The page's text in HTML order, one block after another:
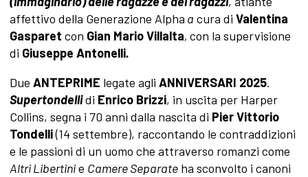
affettivo della Generazione Alpha a cura di Valentina
Gasparet con Gian Mario Villalta, con la supervisione
di Giuseppe Antonelli.
Due ANTEPRIME legate agli ANNIVERSARI 2025.
Supertondellidi Enrico Brizzi, in uscita per Harper
Collins, segna i 70 anni dalla nascita di Pier Vittorio
Tondelli(14 settembre), raccontando le contraddizioni
e le passioni di un uomo che attraverso romanzi come
Altri Libertinie Camere Separateha sconvolto i canoni